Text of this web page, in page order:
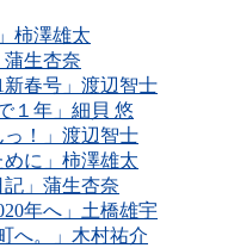
柿澤雄太
蒲生杏奈
新春号」渡辺智士
１年」細貝 悠
っ！」渡辺智士
めに」柿澤雄太
記」蒲生杏奈
年へ」土橋雄宇
へ。」木村祐介